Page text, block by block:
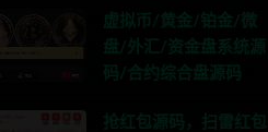
虚拟币/黄金/铂金/微
盘/外汇/资金盘系统源
码/合约综合盘源码
抢红包源码，扫雷红包